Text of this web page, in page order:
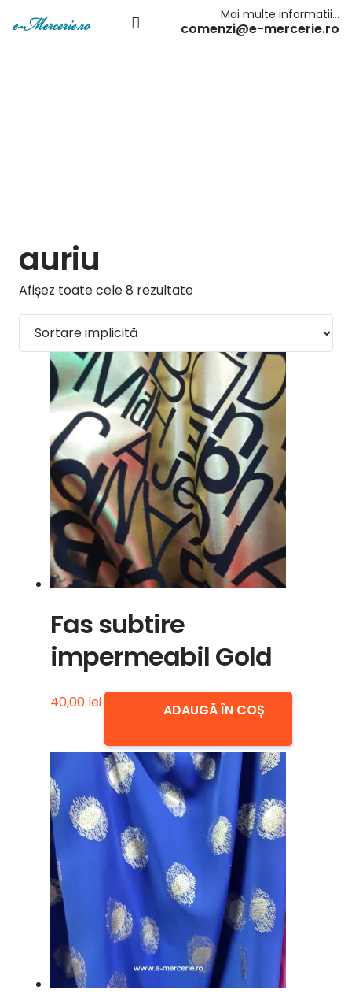
Mai multe informatii…
comenzi@e-mercerie.ro
auriu
Afișez toate cele 8 rezultate
Fas subtire
impermeabil Gold
40,00 lei ADAUGĂ ÎN COȘ